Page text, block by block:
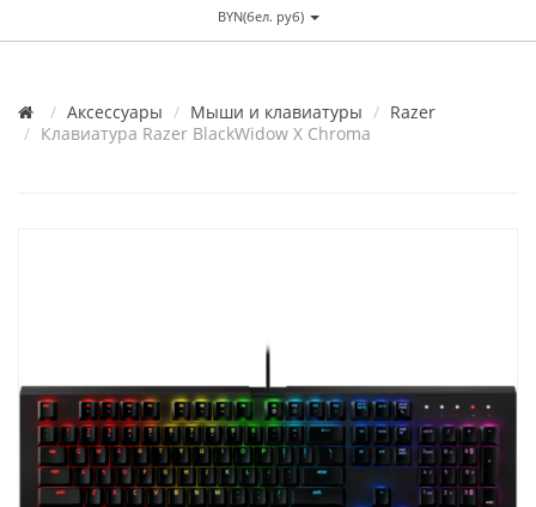
BYN(бел. руб)
Аксессуары Мыши и клавиатуры
Razer
Клавиатура Razer BlackWidow X Chroma